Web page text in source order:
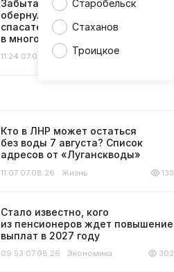
Старобельск
Стаханов
Троицкое
Забытая свеча чуть не
обернулась трагедией: в ЛНР
спасатели ликвидировали пожар
в многоэтажке
11:24 07.08.26 Происшествия
Кто в ЛНР может остаться
без воды 7 августа? Список
адресов от «Луганскводы»
11:07 07.08.26 Жизнь 133
Стало известно, кого
из пенсионеров ждет повышение
выплат в 2027 году
09:53 07.08.26 Экономика 302